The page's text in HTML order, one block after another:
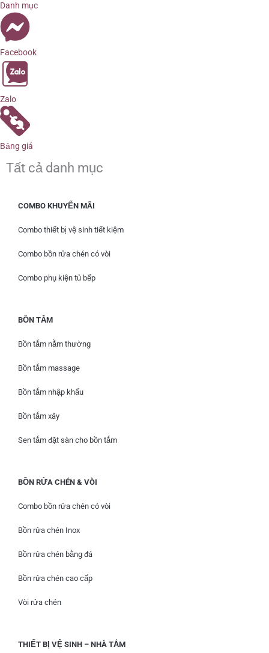
Danh mục
Facebook
Zalo
Bảng giá
Tất cả danh mục
COMBO KHUYẾN MÃI
Combo thiết bị vệ sinh tiết kiệm
Combo bồn rửa chén có vòi
Combo phụ kiện tủ bếp
BỒN TẮM
Bồn tắm nằm thường
Bồn tắm massage
Bồn tắm nhập khẩu
Bồn tắm xây
Sen tắm đặt sàn cho bồn tắm
BỒN RỬA CHÉN & VÒI
Combo bồn rửa chén có vòi
Bồn rửa chén Inox
Bồn rửa chén bằng đá
Bồn rửa chén cao cấp
Vòi rửa chén
THIẾT BỊ VỆ SINH – NHÀ TẮM